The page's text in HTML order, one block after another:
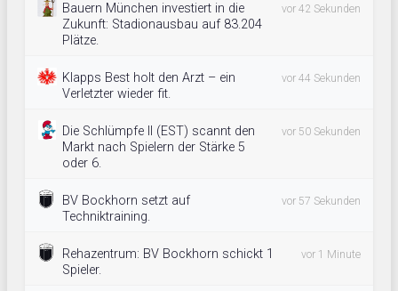
Bauern München investiert in die
Zukunft: Stadionausbau auf 83.204
Plätze.
vor 42 Sekunden
Klapps Best holt den Arzt – ein
Verletzter wieder fit.
vor 44 Sekunden
Die Schlümpfe II (EST) scannt den
Markt nach Spielern der Stärke 5
oder 6.
vor 50 Sekunden
BV Bockhorn setzt auf
Techniktraining.
vor 57 Sekunden
Rehazentrum: BV Bockhorn schickt 1
Spieler.
vor 1 Minute